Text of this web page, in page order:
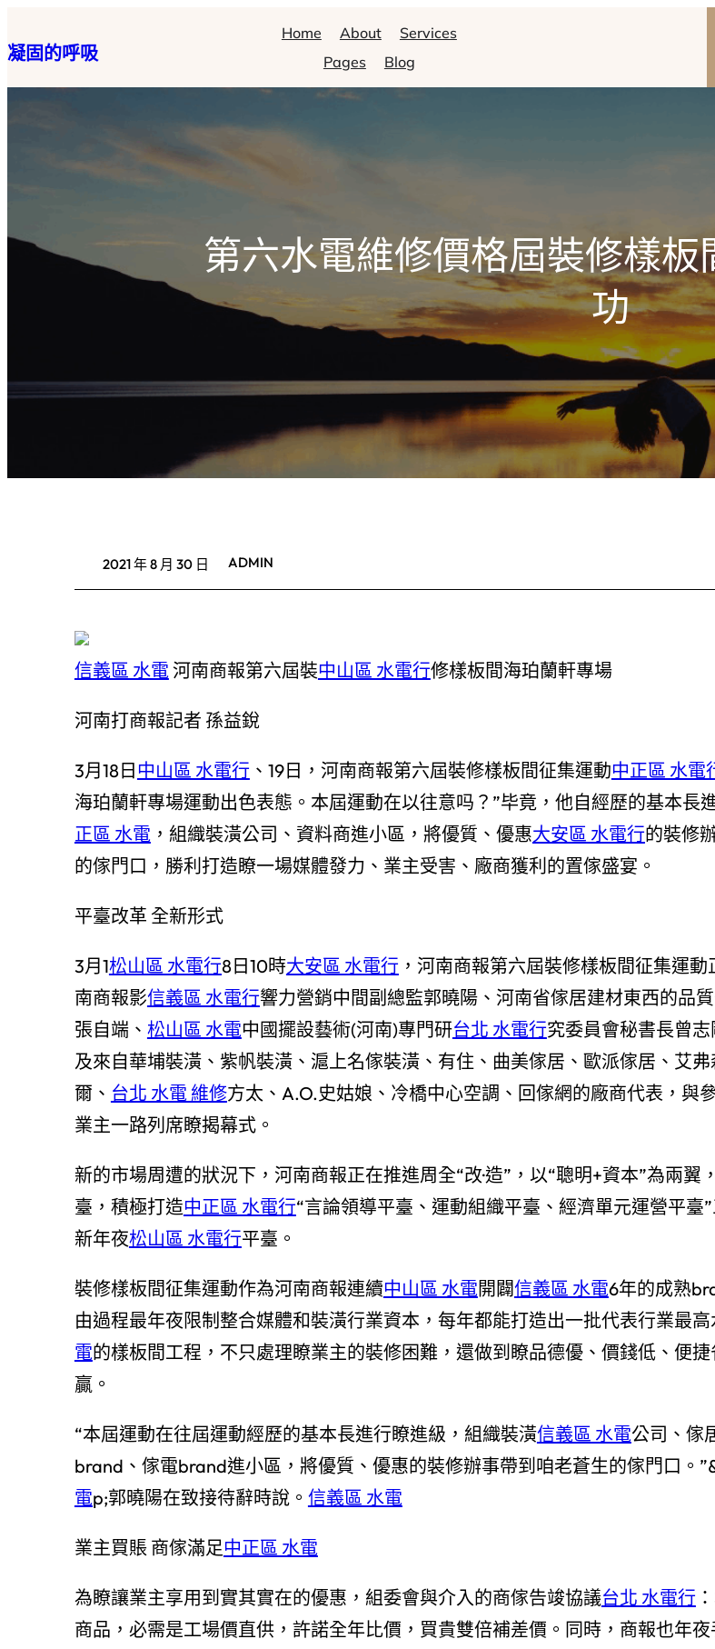
至
主
凝固的呼吸
Home About
Services
Pages
Blog
第六水電維修價格屆裝修樣
功
2021 年 8 月 30 日 ADMIN
信義區 水電 河南商報第六屆裝中山區 水電行修樣板間海珀蘭軒專場
河南打商報記者 孫益銳
3月18日 中山區 水電行 、19日，河南商報第六屆裝修樣板間征集運動中正區 水電
海珀蘭軒專場運動出色表態。本屆運動在以往意吗？”毕竟，他自經歷的基本長
正區 水電 ，組織裝潢公司、資料商進小區，將優質、優惠大安區 水電行的裝修
的傢門口，勝利打造瞭一場媒體發力、業主受害、廠商獲利的置傢盛宴。
平臺改革 全新形式
3月1松山區 水電行8日10時大安區 水電行 ，河南商報第六屆裝修樣板間征集運
南商報影信義區 水電行響力營銷中間副總監郭曉陽、河南省傢居建材東西的品
張自端、 松山區 水電中國擺設藝術(河南)專門研台北 水電行究委員會秘書長曾
及來自華埔裝潢、紫帆裝潢、滬上名傢裝潢、有住、曲美傢居、歐派傢居、艾
爾、 台北 水電 維修方太、A.O.史姑娘、冷橋中心空調、回傢網的廠商代表，與
業主一路列席瞭揭幕式。
新的市場周遭的狀況下，河南商報正在推進周全“改·造”，以“聰明+資本”為兩翼
臺，積極打造中正區 水電行“言論領導平臺、運動組織平臺、經濟單元運營平臺
新年夜松山區 水電行平臺。
裝修樣板間征集運動作為河南商報連續中山區 水電開闢信義區 水電6年的成熟
由過程最年夜限制整合媒體和裝潢行業資本，每年都能打造出一批代表行業最高
電的樣板間工程，不只處理瞭業主的裝修困難，還做到瞭品德優、價錢低、便
贏。
“本屆運動在往屆運動經歷的基本長進行瞭進級，組織裝潢信義區 水電公司、傢
brand、傢電brand進小區，將優質、優惠的裝修辦事帶到咱老蒼生的傢門口。
電p;郭曉陽在致接待辭時說。 信義區 水電
業主買賬 商傢滿足中正區 水電
為瞭讓業主享用到實其實在的優惠，組委會與介入的商傢告竣協議台北 水電行
商品，必需是工場價直供，許諾全年比價，買貴雙倍補差價。同時，商報也年